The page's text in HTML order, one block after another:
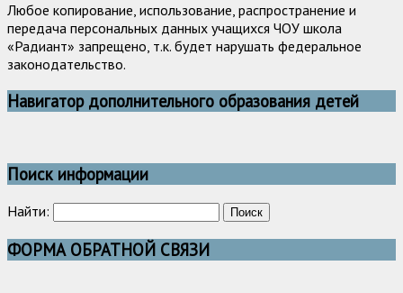
Любое копирование, использование, распространение и
передача персональных данных учащихся ЧОУ школа
«Радиант» запрещено, т.к. будет нарушать федеральное
законодательство.
Навигатор дополнительного образования детей
Поиск информации
Найти:
ФОРМА ОБРАТНОЙ СВЯЗИ